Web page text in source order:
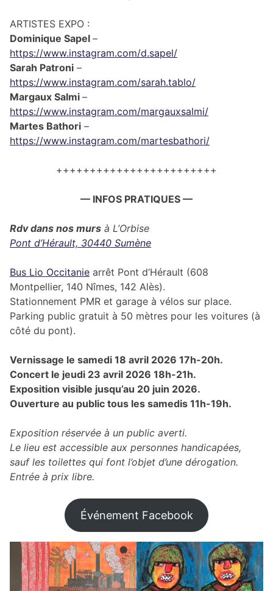
ARTISTES EXPO :
Dominique Sapel –
https://www.instagram.com/d.sapel/
Sarah Patroni –
https://www.instagram.com/sarah.tablo/
Margaux Salmi –
https://www.instagram.com/margauxsalmi/
Martes Bathori –
https://www.instagram.com/martesbathori/
++++++++++++++++++++++++
— INFOS PRATIQUES —
Rdv dans nos murs à L’Orbise
Pont d’Hérault, 30440 Sumène
Bus Lio Occitanie arrêt Pont d’Hérault (608
Montpellier, 140 Nîmes, 142 Alès).
Stationnement PMR et garage à vélos sur place.
Parking public gratuit à 50 mètres pour les voitures (à
côté du pont).
Vernissage le samedi 18 avril 2026 17h-20h.
Concert le jeudi 23 avril 2026 18h-21h.
Exposition visible jusqu’au 20 juin 2026.
Ouverture au public tous les samedis 11h-19h.
Exposition réservée à un public averti.
Le lieu est accessible aux personnes handicapées,
sauf les toilettes qui font l’objet d’une dérogation.
Entrée à prix libre.
Événement Facebook